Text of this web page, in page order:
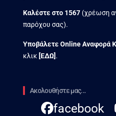
Καλέστε στο 1567 (χρέωση
παρόχου σας).
Υποβάλετε Online Αναφορά
κλικ [ΕΔΩ] .
Ακολουθήστε μας...
facebook